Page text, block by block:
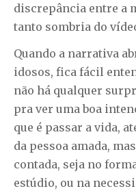
discrepância entre a
tanto sombria do
Quando a narrativa
idosos, fica fácil
não há qualquer
pra ver uma boa
que é passar a vida,
da pessoa amada,
contada, seja no
estúdio, ou na